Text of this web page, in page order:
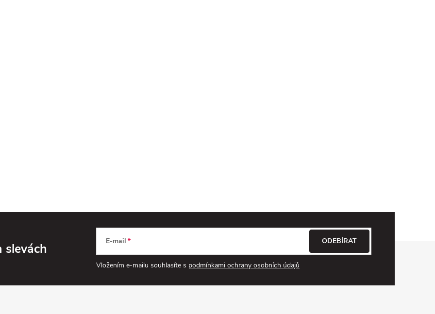
slevách E-mail
Vložením e-mailu souhlasíte s podmínkami ochrany osobních údajů
ODEBÍRAT